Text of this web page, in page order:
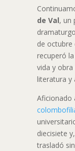
de Val, un
de octubre
recuperó
vida y
literatura y
Aficionado
diecisiete
trasladó